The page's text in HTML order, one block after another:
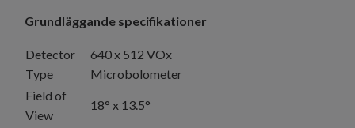
Grundläggande specifikationer
Detector
Type
640 x 512 VOx
Microbolometer
Field of
View
18° x 13.5°